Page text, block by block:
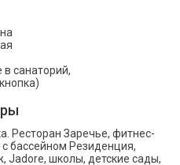
в санаторий,
Ресторан Заречье, фитнес-
бассейном Резиденция,
Jadore, школы, детские сады,